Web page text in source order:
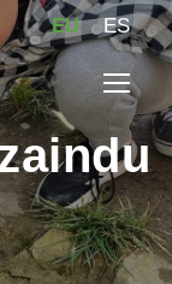
EU ES